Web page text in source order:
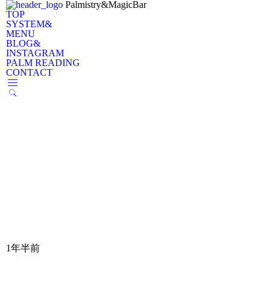
Palmistry&MagicBar
TOP
SYSTEM&
MENU
BLOG&
INSTAGRAM
PALM READING
CONTACT
1年半前